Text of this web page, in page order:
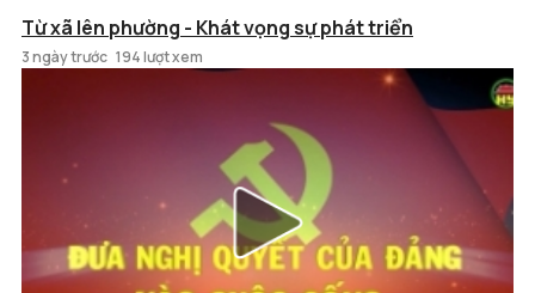
Từ xã lên phường - Khát vọng sự phát triển
3 ngày trước 194 lượt xem